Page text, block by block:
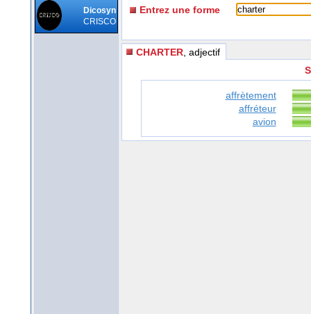
Dicosyn
CRISCO
Entrez une forme
CHARTER , adjectif
affrètement
affréteur
avion